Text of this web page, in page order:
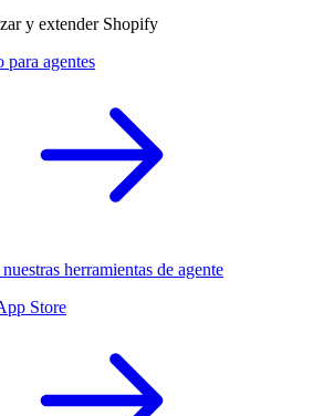
y extender Shopify
para agentes
herramientas de agente
Store